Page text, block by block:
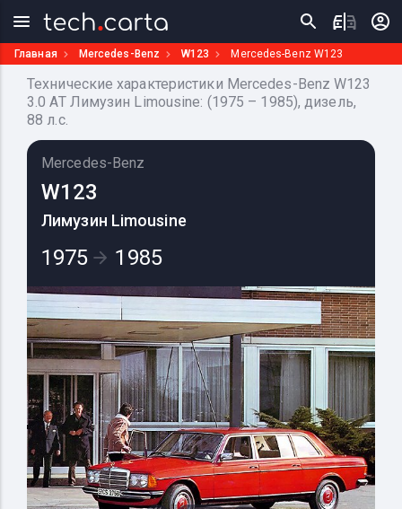
Главная Mercedes-Benz W123 Mercedes-Benz W123
Технические характеристики Mercedes-Benz W123
3.0 AT Лимузин Limousine: (1975 – 1985), дизель,
88 л.с.
Mercedes-Benz
W123
Лимузин Limousine
1975 1985